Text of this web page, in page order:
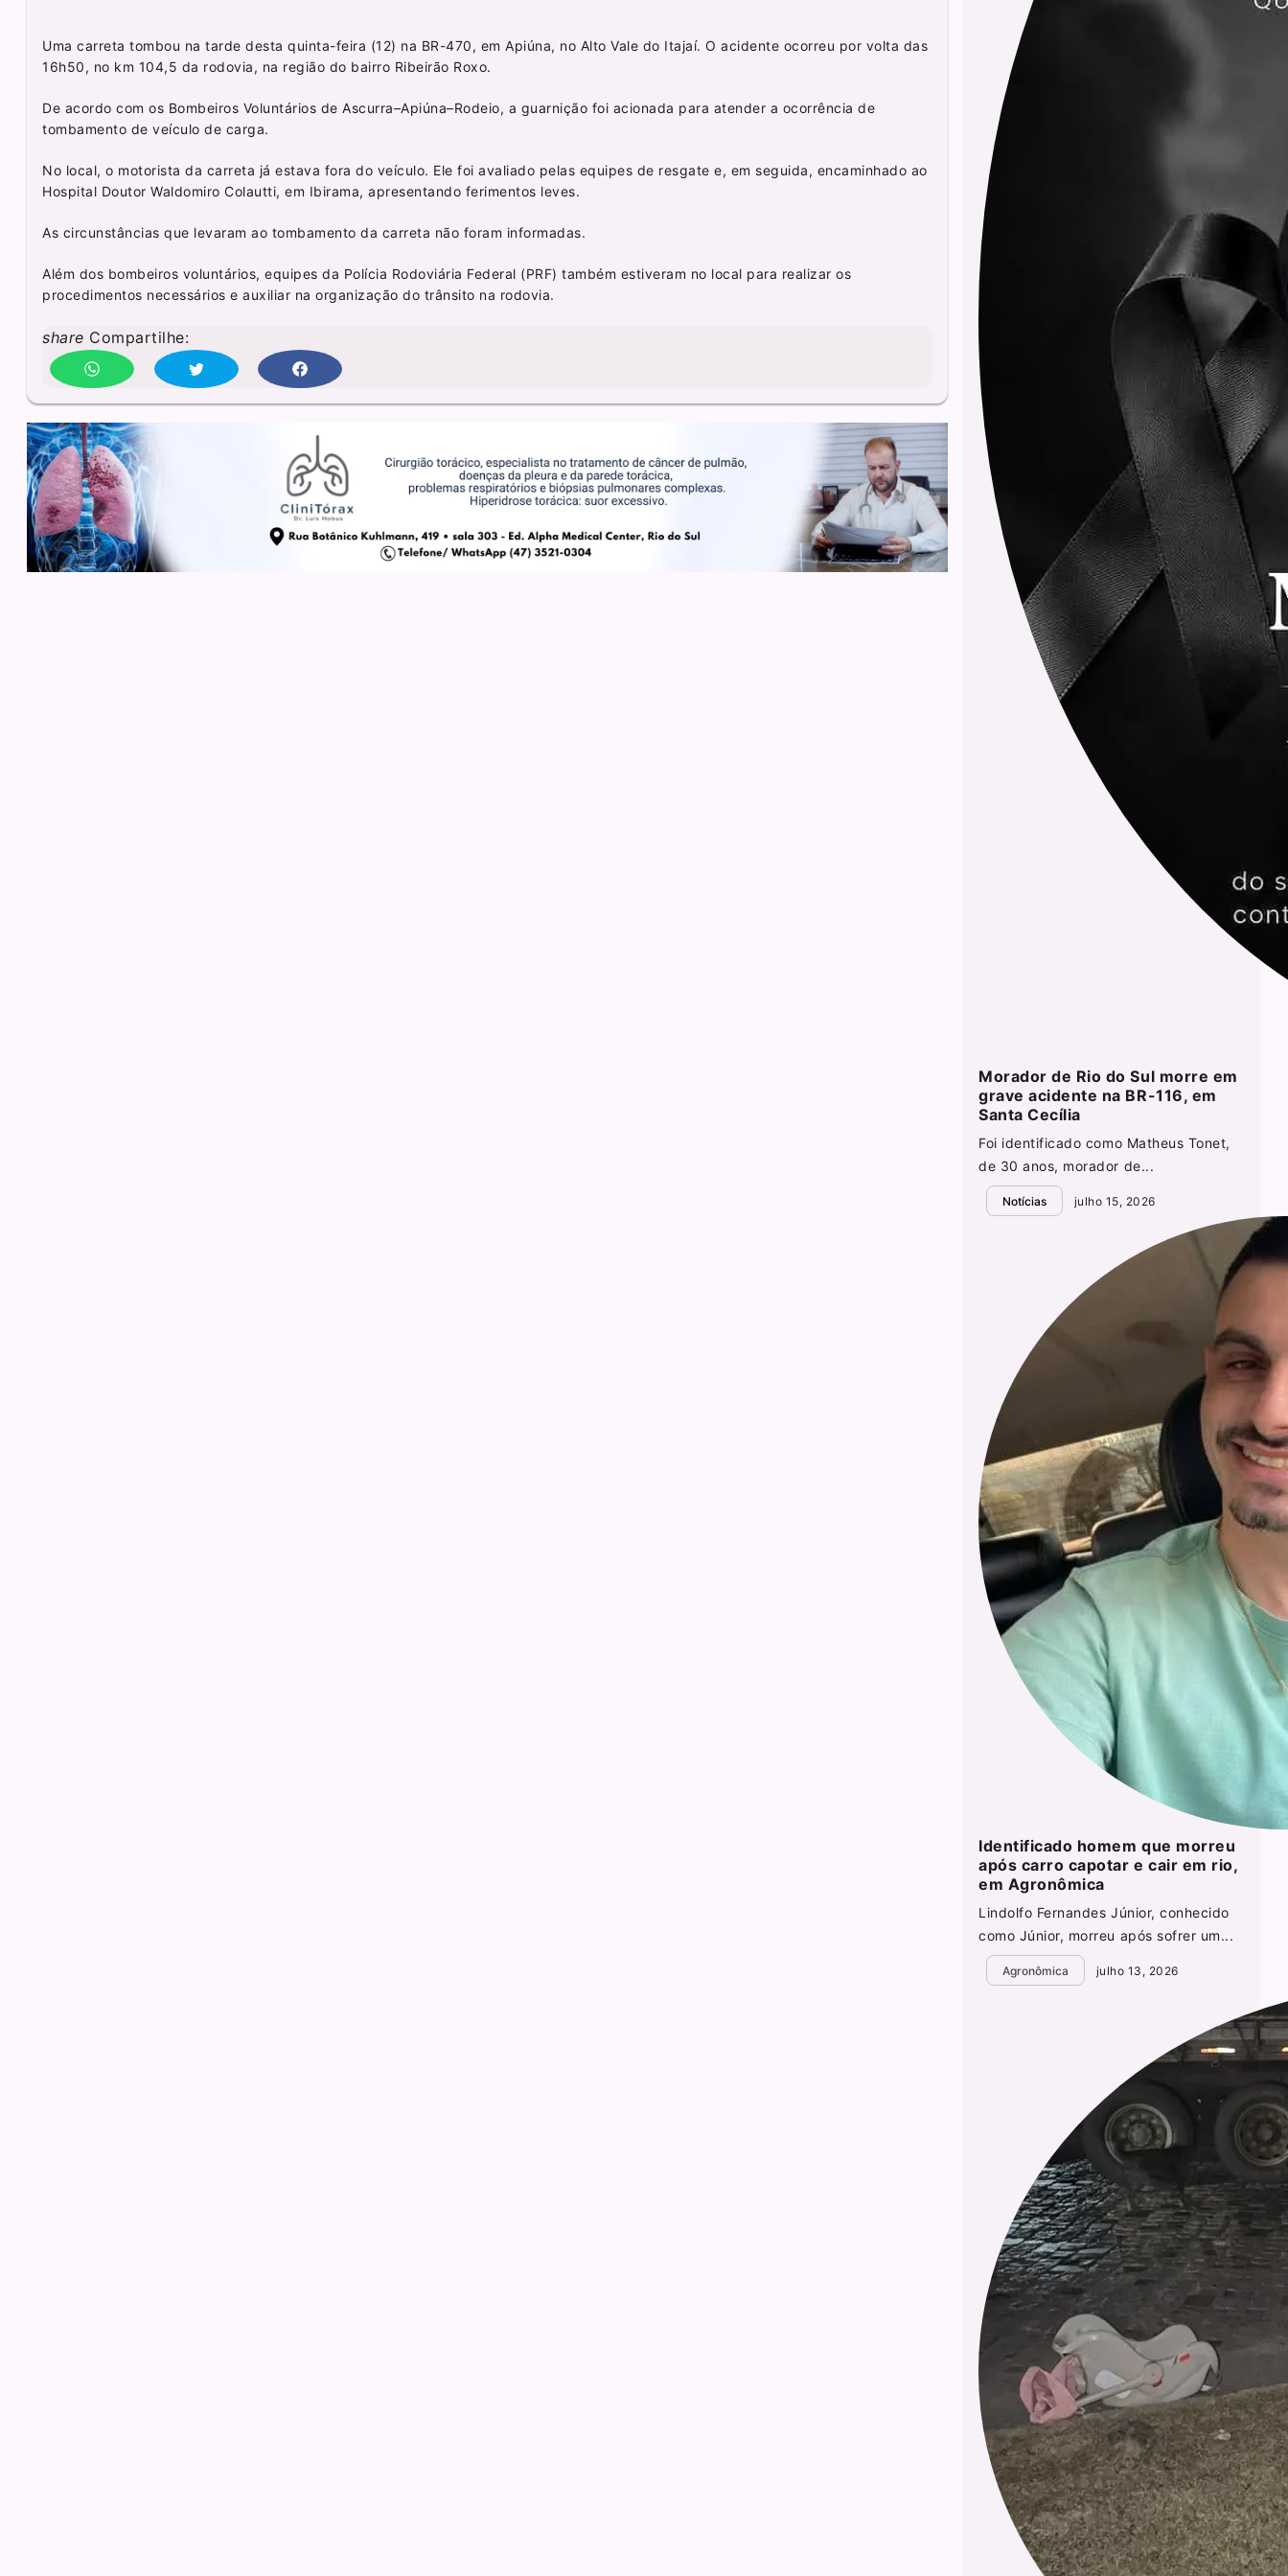
Uma carreta tombou na tarde desta quinta-feira (12) na BR-470, em Apiúna, no Alto Vale do Itajaí. O acidente ocorreu por volta das
16h50, no km 104,5 da rodovia, na região do bairro Ribeirão Roxo.
De acordo com os Bombeiros Voluntários de Ascurra–Apiúna–Rodeio, a guarnição foi acionada para atender a ocorrência de
tombamento de veículo de carga.
No local, o motorista da carreta já estava fora do veículo. Ele foi avaliado pelas equipes de resgate e, em seguida, encaminhado ao
Hospital Doutor Waldomiro Colautti, em Ibirama, apresentando ferimentos leves.
As circunstâncias que levaram ao tombamento da carreta não foram informadas.
Além dos bombeiros voluntários, equipes da Polícia Rodoviária Federal (PRF) também estiveram no local para realizar os
procedimentos necessários e auxiliar na organização do trânsito na rodovia.
share Compartilhe:
Morador de Rio do Sul morre em
grave acidente na BR-116, em
Santa Cecília
Foi identificado como Matheus Tonet,
de 30 anos, morador de...
Notícias julho 15, 2026
Identificado homem que morreu
após carro capotar e cair em rio,
em Agronômica
Lindolfo Fernandes Júnior, conhecido
como Júnior, morreu após sofrer um...
Agronômica julho 13, 2026